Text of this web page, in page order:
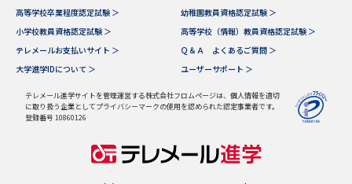
高等学校卒業程度認定試験 ＞
幼稚園教員資格認定試験 ＞
小学校教員資格認定試験 ＞
高等学校（情報）教員資格認定試験 ＞
テレメールお支払いサイト ＞
Ｑ＆Ａ よくあるご質問 ＞
大学進学IDについて ＞
ユーザーサポート ＞
テレメール進学サイトを管理運営する株式会社フロムページは、個人情報を適切
に取り扱う企業としてプライバシーマークの使用を認められた認定事業者です。
登録番号 10860126